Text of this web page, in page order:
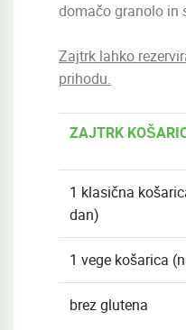
domačo granolo in
Zajtrk lahko
prihodu.
ZAJTRK
1 klasična
dan)
1 vege košarica
brez glutena